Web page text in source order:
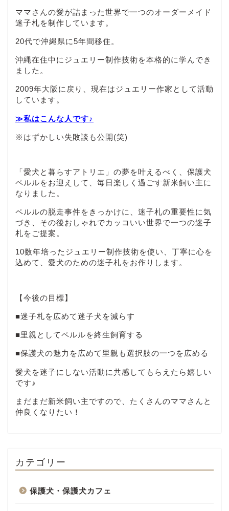
ママさんの愛が詰まった世界で一つのオーダーメイド
迷子札を制作しています。
20代で沖縄県に5年間移住。
沖縄在住中にジュエリー制作技術を本格的に学んでき
ました。
2009年大阪に戻り、現在はジュエリー作家として活動
しています。
≫私はこんな人です♪
※はずかしい失敗談も公開(笑)
「愛犬と暮らすアトリエ」の夢を叶えるべく、保護犬
ペルルをお迎えして、毎日楽しく過ごす新米飼い主に
なりました。
ペルルの脱走事件をきっかけに、迷子札の重要性に気
づき、その後おしゃれでカッコいい世界で一つの迷子
札をご提案。
10数年培ったジュエリー制作技術を使い、丁寧に心を
込めて、愛犬のための迷子札をお作りします。
【今後の目標】
■迷子札を広めて迷子犬を減らす
■里親としてペルルを終生飼育する
■保護犬の魅力を広めて里親も選択肢の一つを広める
愛犬を迷子にしない活動に共感してもらえたら嬉しい
です♪
まだまだ新米飼い主ですので、たくさんのママさんと
仲良くなりたい！
カテゴリー
保護犬・保護犬カフェ